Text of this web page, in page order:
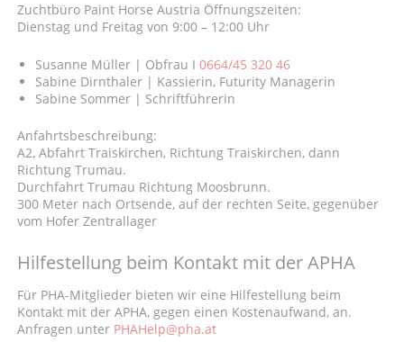
Zuchtbüro Paint Horse Austria Öffnungszeiten:
Dienstag und Freitag von 9:00 – 12:00 Uhr
Susanne Müller | Obfrau I0664/45 320 46
Sabine Dirnthaler | Kassierin, Futurity Managerin
Sabine Sommer | Schriftführerin
Anfahrtsbeschreibung:
A2, Abfahrt Traiskirchen, Richtung Traiskirchen, dann
Richtung Trumau.
Durchfahrt Trumau Richtung Moosbrunn.
300 Meter nach Ortsende, auf der rechten Seite, gegenüber
vom Hofer Zentrallager
Hilfestellung beim Kontakt mit der APHA
Für PHA-Mitglieder bieten wir eine Hilfestellung beim
Kontakt mit der APHA, gegen einen Kostenaufwand, an.
Anfragen unter PHAHelp@pha.at